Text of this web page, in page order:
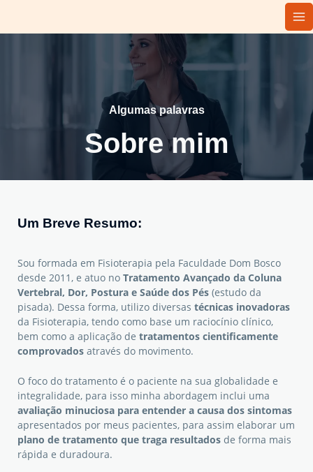
Algumas palavras
Sobre mim
Um Breve Resumo:
Sou formada em Fisioterapia pela Faculdade Dom Bosco
desde 2011, e atuo no Tratamento Avançado da Coluna
Vertebral, Dor, Postura e Saúde dos Pés (estudo da
pisada). Dessa forma, utilizo diversas técnicas inovadoras
da Fisioterapia, tendo como base um raciocínio clínico,
bem como a aplicação de tratamentos cientificamente
comprovados através do movimento.
O foco do tratamento é o paciente na sua globalidade e
integralidade, para isso minha abordagem inclui uma
avaliação minuciosa para entender a causa dos sintomas
apresentados por meus pacientes, para assim elaborar um
plano de tratamento que traga resultados de forma mais
rápida e duradoura.